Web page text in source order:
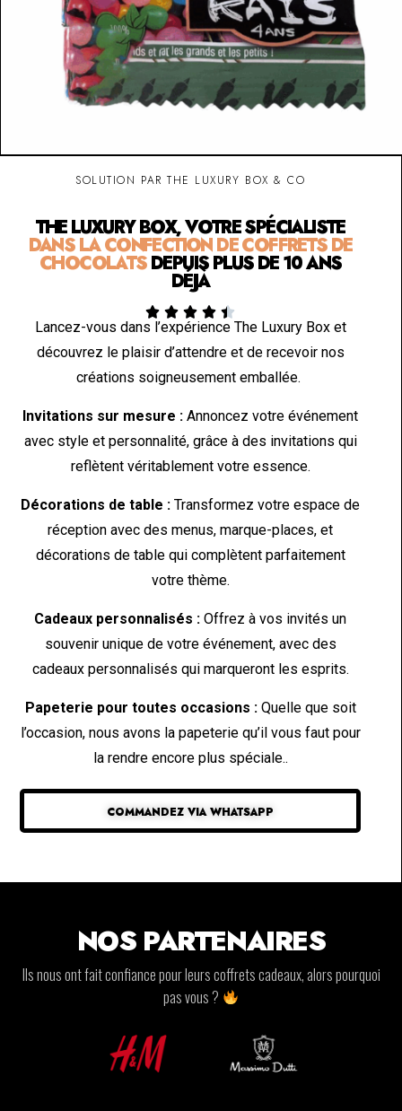
SOLUTION PAR THE LUXURY BOX & CO
THE LUXURY BOX, VOTRE SPÉCIALISTE
DANS LA CONFECTION DE COFFRETS DE
CHOCOLATSDEPUIS PLUS DE 10 ANS
DÉJÀ
    
Lancez-vous dans l’expérience The Luxury Box et
découvrez le plaisir d’attendre et de recevoir nos
créations soigneusement emballée.
Invitations sur mesure : Annoncez votre événement
avec style et personnalité, grâce à des invitations qui
reflètent véritablement votre essence.
Décorations de table : Transformez votre espace de
réception avec des menus, marque-places, et
décorations de table qui complètent parfaitement
votre thème.
Cadeaux personnalisés : Offrez à vos invités un
souvenir unique de votre événement, avec des
cadeaux personnalisés qui marqueront les esprits.
Papeterie pour toutes occasions :Quelle que soit
l’occasion, nous avons la papeterie qu’il vous faut pour
la rendre encore plus spéciale..
COMMANDEZ VIA WHATSAPP
NOS PARTENAIRES
Ils nous ont fait confiance pour leurs coffrets cadeaux, alors pourquoi
pas vous ?